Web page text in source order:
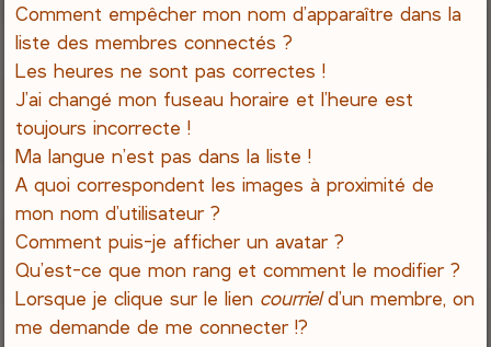
Comment empêcher mon nom d’apparaître dans la
liste des membres connectés ?
Les heures ne sont pas correctes !
J’ai changé mon fuseau horaire et l’heure est
toujours incorrecte !
Ma langue n’est pas dans la liste !
A quoi correspondent les images à proximité de
mon nom d’utilisateur ?
Comment puis-je afficher un avatar ?
Qu’est-ce que mon rang et comment le modifier ?
Lorsque je clique sur le lien courrield’un membre, on
me demande de me connecter !?